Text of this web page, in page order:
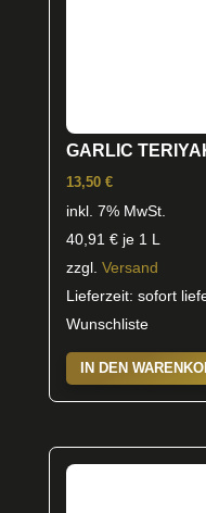
GARLIC
13,50 €
inkl. 7% MwSt.
40,91 €je 1 L
zzgl. Versand
Lieferzeit: sofort
Wunschliste
IN DEN